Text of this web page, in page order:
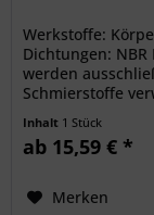
Werkstoffe:
Dichtungen:
werden
Schmierstoffe
Inhalt 1 Stück
ab 15,59 € *
Merken